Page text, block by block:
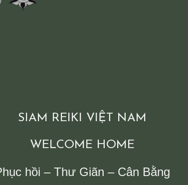
SIAM REIKI VIỆT NAM
WELCOME HOME
hồi – Thư Giãn – Cân Bằng